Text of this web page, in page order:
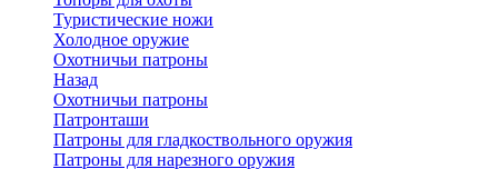
Туристические ножи
Холодное оружие
Охотничьи патроны
Назад
Охотничьи патроны
Патронташи
Патроны для гладкоствольного оружия
Патроны для нарезного оружия